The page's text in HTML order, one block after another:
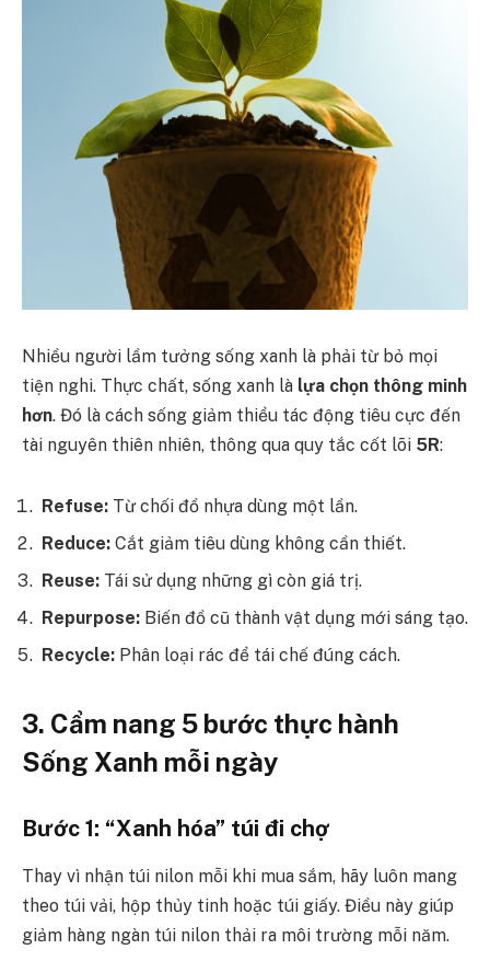
Nhiều người lầm tưởng sống xanh là phải từ bỏ mọi
tiện nghi. Thực chất, sống xanh là lựa chọn thông minh
hơn. Đó là cách sống giảm thiểu tác động tiêu cực đến
tài nguyên thiên nhiên, thông qua quy tắc cốt lõi 5R:
Refuse: Từ chối đồ nhựa dùng một lần.
Reduce: Cắt giảm tiêu dùng không cần thiết.
Reuse: Tái sử dụng những gì còn giá trị.
Repurpose: Biến đồ cũ thành vật dụng mới sáng tạo.
Recycle: Phân loại rác để tái chế đúng cách.
3. Cẩm nang 5 bước thực hành
Sống Xanh mỗi ngày
Bước 1: “Xanh hóa” túi đi chợ
Thay vì nhận túi nilon mỗi khi mua sắm, hãy luôn mang
theo túi vải, hộp thủy tinh hoặc túi giấy. Điều này giúp
giảm hàng ngàn túi nilon thải ra môi trường mỗi năm.